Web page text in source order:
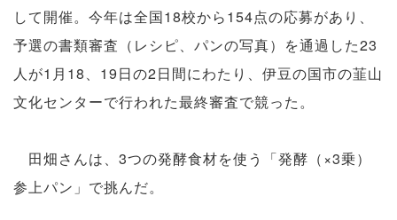
して開催。今年は全国18校から154点の応募があり、
予選の書類審査（レシピ、パンの写真）を通過した23
人が1月18、19日の2日間にわたり、伊豆の国市の韮山
文化センターで行われた最終審査で競った。
田畑さんは、3つの発酵食材を使う「発酵（×3乗）
参上パン」で挑んだ。